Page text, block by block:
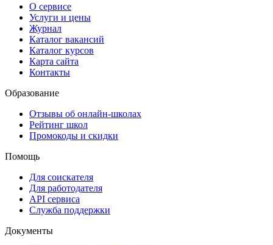
О сервисе
Услуги и цены
Журнал
Каталог вакансий
Каталог курсов
Карта сайта
Контакты
Образование
Отзывы об онлайн-школах
Рейтинг школ
Промокоды и скидки
Помощь
Для соискателя
Для работодателя
API сервиса
Служба поддержки
Документы